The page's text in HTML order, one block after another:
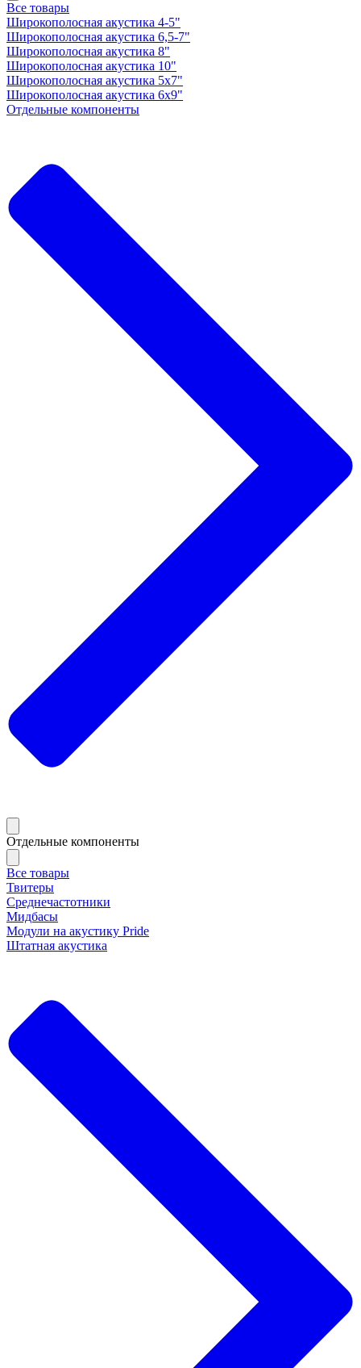
Все товары
Широкополосная акустика 4-5"
Широкополосная акустика 6,5-7"
Широкополосная акустика 8"
Широкополосная акустика 10"
Широкополосная акустика 5х7"
Широкополосная акустика 6х9"
Отдельные компоненты
Отдельные компоненты
Все товары
Твитеры
Среднечастотники
Мидбасы
Модули на акустику Pride
Штатная акустика